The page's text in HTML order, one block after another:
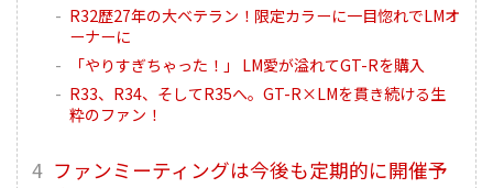
R32歴27年の大ベテラン！限定カラーに一目惚れでLMオ
ーナーに
「やりすぎちゃった！」 LM愛が溢れてGT-Rを購入
R33、R34、そしてR35へ。GT-R×LMを貫き続ける生
粋のファン！
ファンミーティングは今後も定期的に開催予